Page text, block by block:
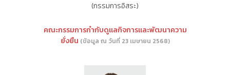
(กรรมการอิสระ)
คณะกรรมการกำกับดูแลกิจการและพัฒนาความ
ยั่งยืน (ข้อมูล ณ วันที่ 23 เมษายน 2568)